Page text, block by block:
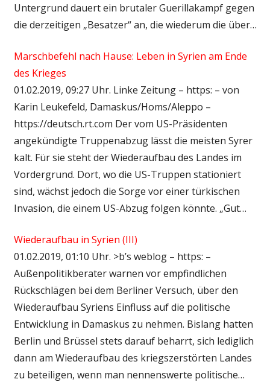
Untergrund dauert ein brutaler Guerillakampf gegen
die derzeitigen „Besatzer“ an, die wiederum die über…
Marschbefehl nach Hause: Leben in Syrien am Ende
des Krieges
01.02.2019, 09:27 Uhr. Linke Zeitung – https: – von
Karin Leukefeld, Damaskus/Homs/Aleppo –
https://deutsch.rt.com Der vom US-Präsidenten
angekündigte Truppenabzug lässt die meisten Syrer
kalt. Für sie steht der Wiederaufbau des Landes im
Vordergrund. Dort, wo die US-Truppen stationiert
sind, wächst jedoch die Sorge vor einer türkischen
Invasion, die einem US-Abzug folgen könnte. „Gut…
Wiederaufbau in Syrien (III)
01.02.2019, 01:10 Uhr. >b’s weblog – https: –
Außenpolitikberater warnen vor empfindlichen
Rückschlägen bei dem Berliner Versuch, über den
Wiederaufbau Syriens Einfluss auf die politische
Entwicklung in Damaskus zu nehmen. Bislang hatten
Berlin und Brüssel stets darauf beharrt, sich lediglich
dann am Wiederaufbau des kriegszerstörten Landes
zu beteiligen, wenn man nennenswerte politische…